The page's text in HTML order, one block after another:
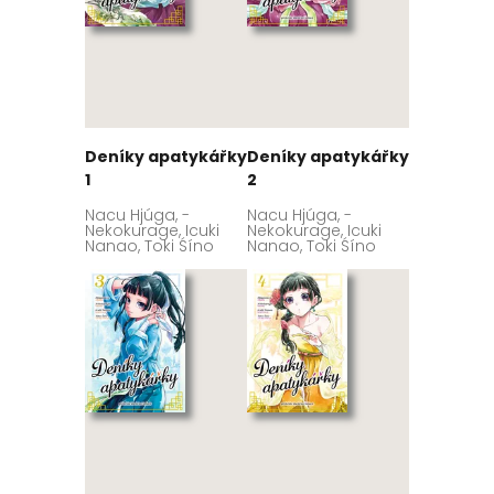
Deníky apatykářky
1
Nacu Hjúga, -
Nekokurage, Icuki
Nanao, Toki Śíno
Deníky apatykářky
2
Nacu Hjúga, -
Nekokurage, Icuki
Nanao, Toki Śíno